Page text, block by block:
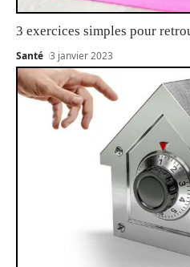
3 exercices simples pour
Santé 3 janvier 2023